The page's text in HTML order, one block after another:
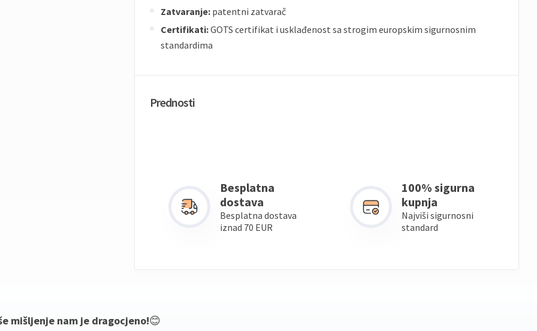
Zatvaranje: patentni zatvarač
Certifikati:GOTS certifikat i usklađenost sa strogim europskim sigurnosnim
standardima
Prednosti
Besplatna
dostava
Besplatna dostava
iznad 70 EUR
100% sigurna
kupnja
Najviši sigurnosni
standard
mišljenje nam je dragocjeno!😊